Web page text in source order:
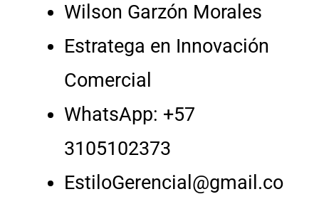
Wilson Garzón Morales
Estratega en Innovación
Comercial
WhatsApp: +57
3105102373
EstiloGerencial@gmail.co